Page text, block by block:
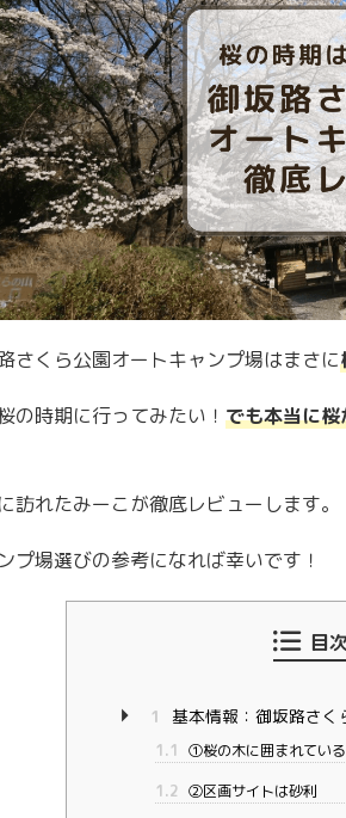
さくら公園オートキャンプ場はまさに
の時期に行ってみたい！ でも本当に
訪れたみーこが徹底レビューします。
プ場選びの参考になれば幸いです！
目次
1 基本情報：御坂路さく
1.1 ①桜の木に囲まれている
1.2 ②区画サイトは砂利